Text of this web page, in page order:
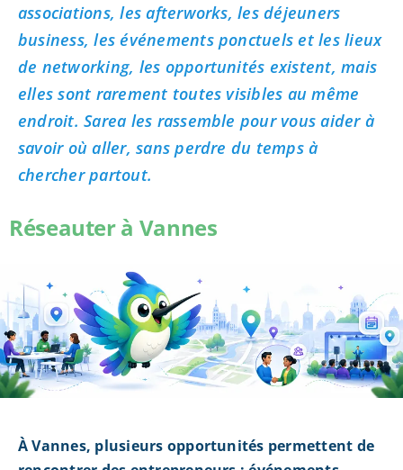
associations, les afterworks, les déjeuners
business, les événements ponctuels et les lieux
de networking, les opportunités existent, mais
elles sont rarement toutes visibles au même
endroit. Sarea les rassemble pour vous aider à
savoir où aller, sans perdre du temps à
chercher partout.
Réseauter à Vannes
À Vannes, plusieurs opportunités permettent de